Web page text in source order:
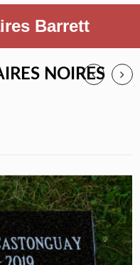
Barrett
NOIRES